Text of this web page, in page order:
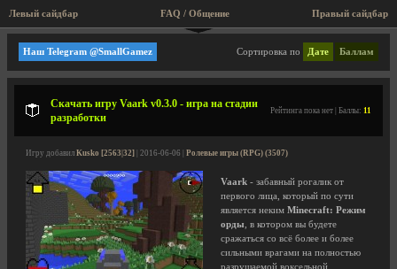
Левый сайдбар Правый сайдбар
FAQ / Общение
Текстовые, Roguelike
Сортировка по Дате Баллам
Наш Telegram @SmallGamez
Скачать игру Vaark v0.3.0 - игра на стадии
разработки
Рейтинга пока нет | Баллы: 11
Игру добавил Kusko [2563|32] | 2016-06-06 | Ролевые игры (RPG) (3507)
Vaark - забавный рогалик от
первого лица, который по сути
является неким Minecraft: Режим
орды , в котором вы будете
сражаться со всё более и более
сильными врагами на полностью
разрушаемой воксельной